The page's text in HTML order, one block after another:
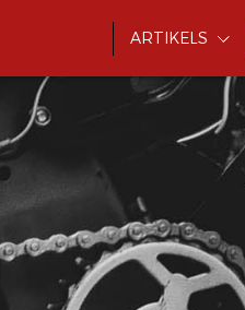
ARTIKELS